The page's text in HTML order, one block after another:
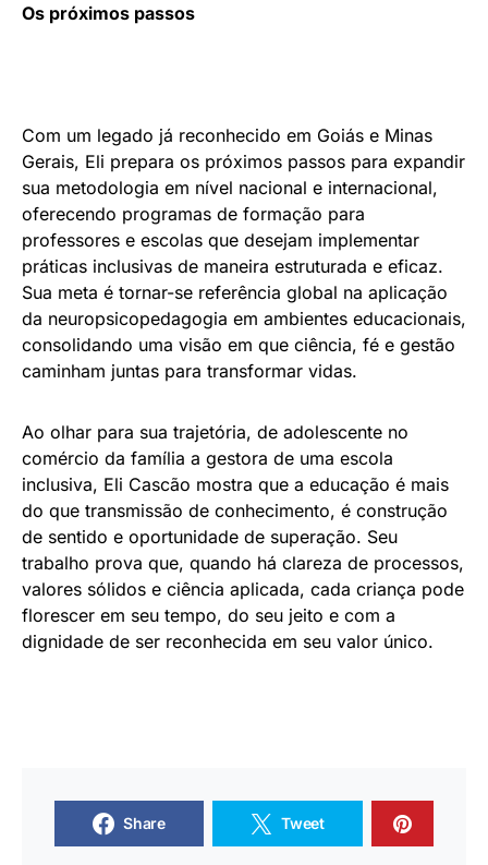
Os próximos passos
Com um legado já reconhecido em Goiás e Minas
Gerais, Eli prepara os próximos passos para expandir
sua metodologia em nível nacional e internacional,
oferecendo programas de formação para
professores e escolas que desejam implementar
práticas inclusivas de maneira estruturada e eficaz.
Sua meta é tornar-se referência global na aplicação
da neuropsicopedagogia em ambientes educacionais,
consolidando uma visão em que ciência, fé e gestão
caminham juntas para transformar vidas.
Ao olhar para sua trajetória, de adolescente no
comércio da família a gestora de uma escola
inclusiva, Eli Cascão mostra que a educação é mais
do que transmissão de conhecimento, é construção
de sentido e oportunidade de superação. Seu
trabalho prova que, quando há clareza de processos,
valores sólidos e ciência aplicada, cada criança pode
florescer em seu tempo, do seu jeito e com a
dignidade de ser reconhecida em seu valor único.
Share Tweet